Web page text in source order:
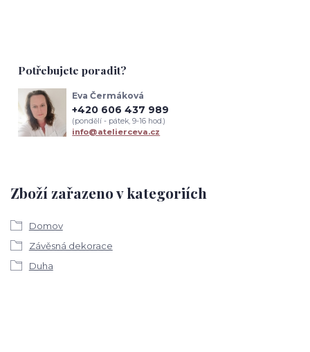
Zboží zařazeno v kategoriích
Domov
Závěsná dekorace
Duha
Potřebujete poradit?
Eva Čermáková
+420 606 437 989
(pondělí - pátek, 9-16 hod.)
info@atelierceva.cz